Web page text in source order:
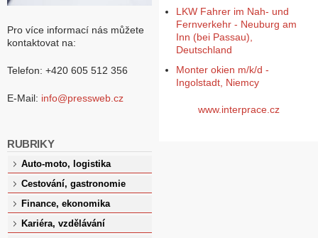
Pro více informací nás můžete
kontaktovat na:
Telefon: +420 605 512 356
E-Mail: info@pressweb.cz
RUBRIKY
Auto-moto, logistika
Cestování, gastronomie
Finance, ekonomika
Kariéra, vzdělávání
LKW Fahrer im Nah- und
Fernverkehr - Neuburg am
Inn (bei Passau),
Deutschland
Monter okien m/k/d -
Ingolstadt, Niemcy
www.interprace.cz